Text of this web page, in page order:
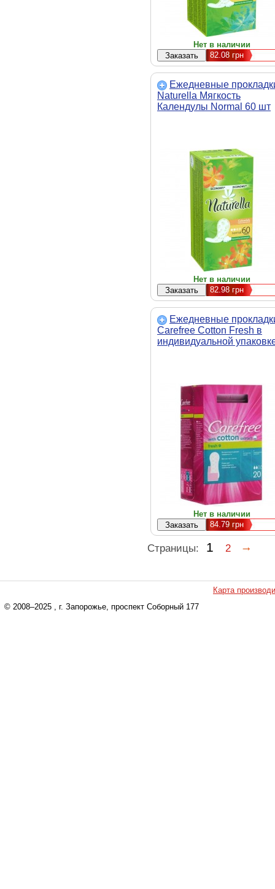
Нет в наличии
82.08 грн
Ежедневные
Naturella Мягкость
Календулы Normal 60 шт
Нет в наличии
82.98 грн
Ежедневные
Carefree Cotton Fresh в
индивидуальной
Нет в наличии
84.79 грн
Страницы: 1 2
Карта
© 2008–2025 , г. Запорожье, проспект Соборный 177